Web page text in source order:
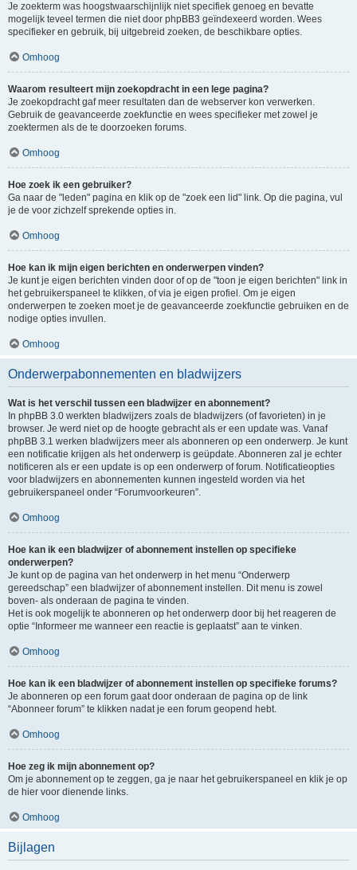
Je zoekterm was hoogstwaarschijnlijk niet specifiek genoeg en bevatte
mogelijk teveel termen die niet door phpBB3 geïndexeerd worden. Wees
specifieker en gebruik, bij uitgebreid zoeken, de beschikbare opties.
Omhoog
Waarom resulteert mijn zoekopdracht in een lege pagina?
Je zoekopdracht gaf meer resultaten dan de webserver kon verwerken.
Gebruik de geavanceerde zoekfunctie en wees specifieker met zowel je
zoektermen als de te doorzoeken forums.
Omhoog
Hoe zoek ik een gebruiker?
Ga naar de "leden" pagina en klik op de "zoek een lid" link. Op die pagina, vul
je de voor zichzelf sprekende opties in.
Omhoog
Hoe kan ik mijn eigen berichten en onderwerpen vinden?
Je kunt je eigen berichten vinden door of op de "toon je eigen berichten" link in
het gebruikerspaneel te klikken, of via je eigen profiel. Om je eigen
onderwerpen te zoeken moet je de geavanceerde zoekfunctie gebruiken en de
nodige opties invullen.
Omhoog
Onderwerpabonnementen en bladwijzers
Wat is het verschil tussen een bladwijzer en abonnement?
In phpBB 3.0 werkten bladwijzers zoals de bladwijzers (of favorieten) in je
browser. Je werd niet op de hoogte gebracht als er een update was. Vanaf
phpBB 3.1 werken bladwijzers meer als abonneren op een onderwerp. Je kunt
een notificatie krijgen als het onderwerp is geüpdate. Abonneren zal je echter
notificeren als er een update is op een onderwerp of forum. Notificatieopties
voor bladwijzers en abonnementen kunnen ingesteld worden via het
gebruikerspaneel onder “Forumvoorkeuren”.
Omhoog
Hoe kan ik een bladwijzer of abonnement instellen op specifieke
onderwerpen?
Je kunt op de pagina van het onderwerp in het menu “Onderwerp
gereedschap” een bladwijzer of abonnement instellen. Dit menu is zowel
boven- als onderaan de pagina te vinden.
Het is ook mogelijk te abonneren op het onderwerp door bij het reageren de
optie “Informeer me wanneer een reactie is geplaatst” aan te vinken.
Omhoog
Hoe kan ik een bladwijzer of abonnement instellen op specifieke forums?
Je abonneren op een forum gaat door onderaan de pagina op de link
“Abonneer forum” te klikken nadat je een forum geopend hebt.
Omhoog
Hoe zeg ik mijn abonnement op?
Om je abonnement op te zeggen, ga je naar het gebruikerspaneel en klik je op
de hier voor dienende links.
Omhoog
Bijlagen